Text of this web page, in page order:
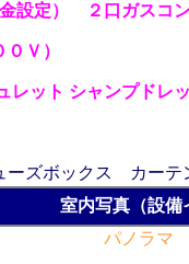
設定） ２口ガスコ
Ｖ）
レット シャンプドレ
ズボックス
カーテ
室内写真（設
パノラマ